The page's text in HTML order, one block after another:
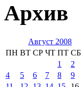
Архив
Август 2008
ПН ВТ СР ЧТ ПТ СБ
1
2
4
5 6 7 8 9